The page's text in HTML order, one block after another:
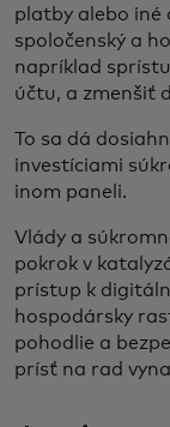
platby alebo iné
spoločenský a
napríklad
účtu, a zmenšiť
To sa dá
investíciami
inom paneli.
Vlády a
pokrok v
prístup k
hospodársky
pohodlie a
prísť na rad